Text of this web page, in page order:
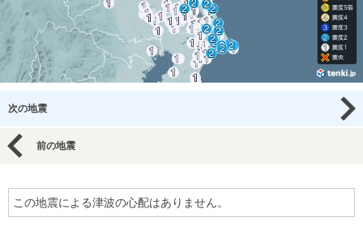
次の地震
前の地震
この地震による津波の心配はありません。